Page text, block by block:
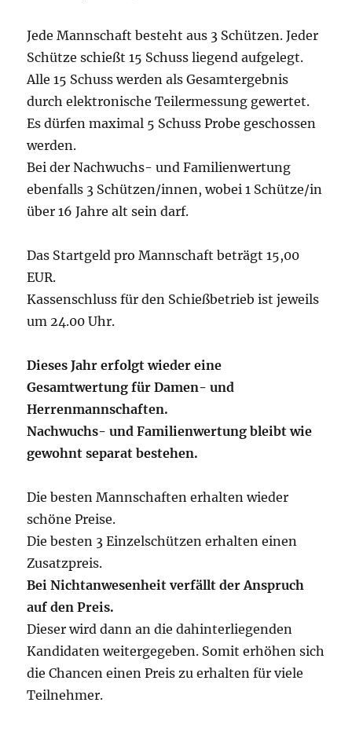
Jede Mannschaft besteht aus 3 Schützen. Jeder
Schütze schießt 15 Schuss liegend aufgelegt.
Alle 15 Schuss werden als Gesamtergebnis
durch elektronische Teilermessung gewertet.
Es dürfen maximal 5 Schuss Probe geschossen
werden.
Bei der Nachwuchs- und Familienwertung
ebenfalls 3 Schützen/innen, wobei 1 Schütze/in
über 16 Jahre alt sein darf.
Das Startgeld pro Mannschaft beträgt 15,00
EUR.
Kassenschluss für den Schießbetrieb ist jeweils
um 24.00 Uhr.
Dieses Jahr erfolgt wieder eine
Gesamtwertung für Damen- und
Herrenmannschaften.
Nachwuchs- und Familienwertung bleibt wie
gewohnt separat bestehen.
Die besten Mannschaften erhalten wieder
schöne Preise.
Die besten 3 Einzelschützen erhalten einen
Zusatzpreis.
Bei Nichtanwesenheit verfällt der Anspruch
auf den Preis.
Dieser wird dann an die dahinterliegenden
Kandidaten weitergegeben. Somit erhöhen sich
die Chancen einen Preis zu erhalten für viele
Teilnehmer.